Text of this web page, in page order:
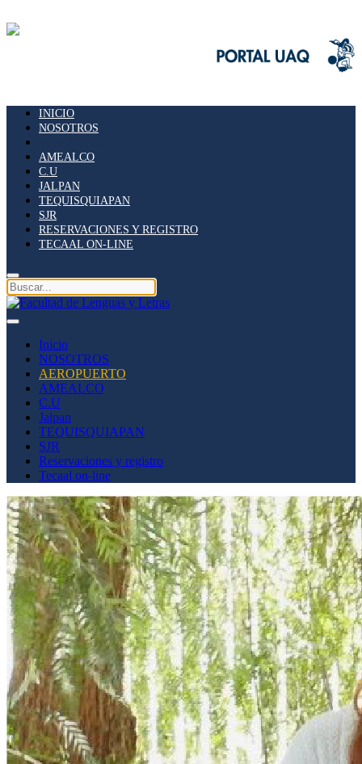
INICIO
NOSOTROS
AMEALCO
C.U
JALPAN
TEQUISQUIAPAN
SJR
RESERVACIONES Y REGISTRO
TECAAL ON-LINE
Inicio
NOSOTROS
AEROPUERTO
AMEALCO
C.U
Jalpan
TEQUISQUIAPAN
SJR
Reservaciones y registro
Tecaal on-line